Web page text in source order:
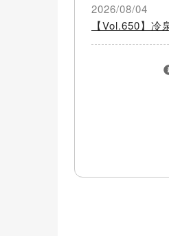
2026/08/04
【Vol.650】